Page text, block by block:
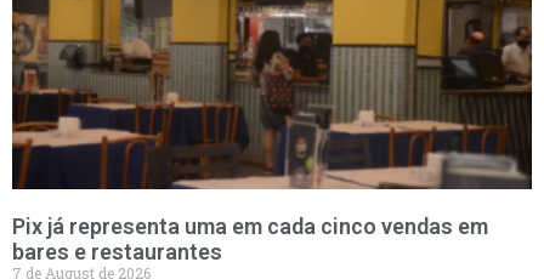
Pix já representa uma em cada cinco vendas em
bares e restaurantes
7 de August de 2026